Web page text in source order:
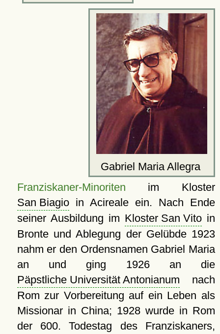
Gabriel Maria Allegra
Franziskaner-Minoriten im Kloster
San Biagioin Acireale ein. Nach Ende
seiner Ausbildung im Kloster San Vitoin
Bronte und Ablegung der Gelübde 1923
nahm er den Ordensnamen Gabriel Maria
an und ging 1926 an die
Päpstliche Universität Antonianum nach
Rom zur Vorbereitung auf ein Leben als
Missionar in China; 1928 wurde in Rom
der 600. Todestag des Franziskaners,